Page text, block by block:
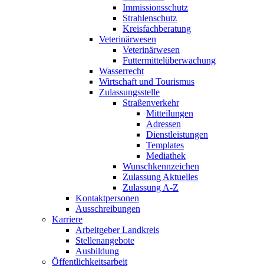
Immissionsschutz
Strahlenschutz
Kreisfachberatung
Veterinärwesen
Veterinärwesen
Futtermittelüberwachung
Wasserrecht
Wirtschaft und Tourismus
Zulassungsstelle
Straßenverkehr
Mitteilungen
Adressen
Dienstleistungen
Templates
Mediathek
Wunschkennzeichen
Zulassung Aktuelles
Zulassung A-Z
Kontaktpersonen
Ausschreibungen
Karriere
Arbeitgeber Landkreis
Stellenangebote
Ausbildung
Öffentlichkeitsarbeit